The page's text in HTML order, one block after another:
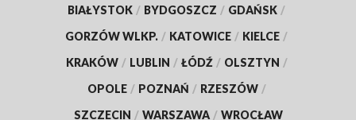
BIAŁYSTOK / BYDGOSZCZ / GDAŃSK /
GORZÓW WLKP. / KATOWICE / KIELCE /
KRAKÓW / LUBLIN / ŁÓDŹ / OLSZTYN /
OPOLE / POZNAŃ / RZESZÓW /
SZCZECIN / WARSZAWA / WROCŁAW